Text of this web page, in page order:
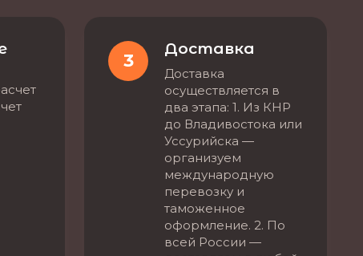
3
Доставка
Доставка
осуществляется в
два этапа: 1. Из КНР
до Владивостока или
Уссурийска —
организуем
международную
перевозку и
таможенное
оформление. 2. По
всей России —